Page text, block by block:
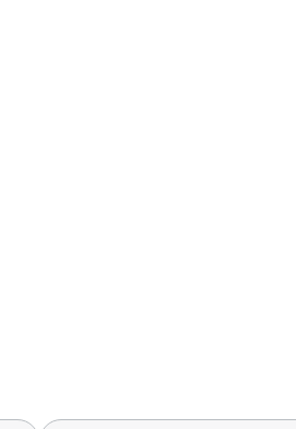
und Google Assistant,
Sprachbefehl möglich
sorgt für eine
als auch ästhetisch
Assistant, Amazon